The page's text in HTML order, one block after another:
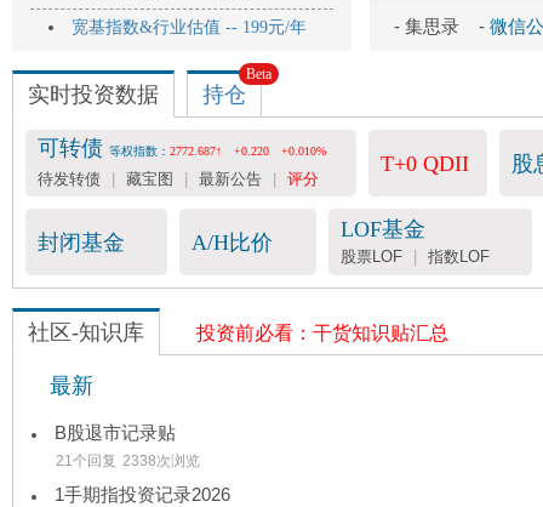
宽基指数&行业估值 -- 199元/年 - 集思录 - 微信
实时投资数据 持仓
Beta
可转债 等权指数： 2772.687↑ +0.220 +0.010%
待发转债 藏宝图 最新公告 评分
T+0 QDII 股
封闭基金 A/H比价
LOF基金
股票LOF | 指数LOF
社区-知识库 投资前必看：干货知识贴汇总
最新
B股退市记录贴
21个回复 2338次浏览
1手期指投资记录2026